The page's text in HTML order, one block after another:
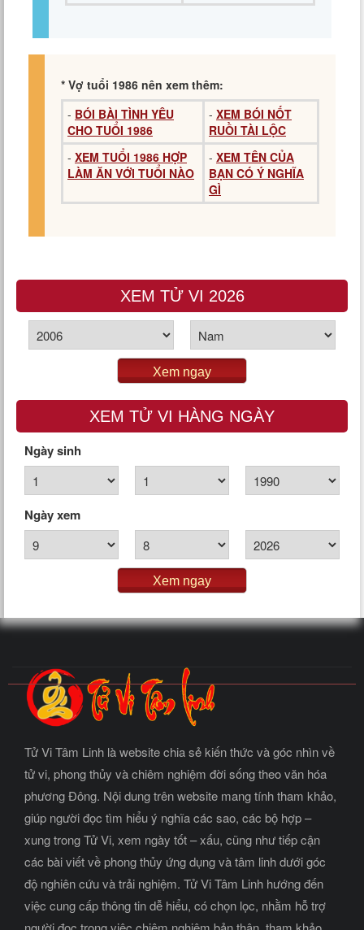
* Vợ tuổi 1986 nên xem thêm:
- BÓI BÀI TÌNH YÊU
CHO TUỔI 1986
- XEM BÓI NỐT
RUỒI TÀI LỘC
- XEM TUỔI 1986 HỢP
LÀM ĂN VỚI TUỔI NÀO
- XEM TÊN CỦA
BẠN CÓ Ý NGHĨA
GÌ
XEM TỬ VI 2026
Xem ngay
XEM TỬ VI HÀNG NGÀY
Ngày sinh
Ngày xem
Xem ngay
Tử Vi Tâm Linh là website chia sẻ kiến thức và góc nhìn về
tử vi, phong thủy và chiêm nghiệm đời sống theo văn hóa
phương Đông. Nội dung trên website mang tính tham khảo,
giúp người đọc tìm hiểu ý nghĩa các sao, các bộ hợp –
xung trong Tử Vi, xem ngày tốt – xấu, cũng như tiếp cận
các bài viết về phong thủy ứng dụng và tâm linh dưới góc
độ nghiên cứu và trải nghiệm. Tử Vi Tâm Linh hướng đến
việc cung cấp thông tin dễ hiểu, có chọn lọc, nhằm hỗ trợ